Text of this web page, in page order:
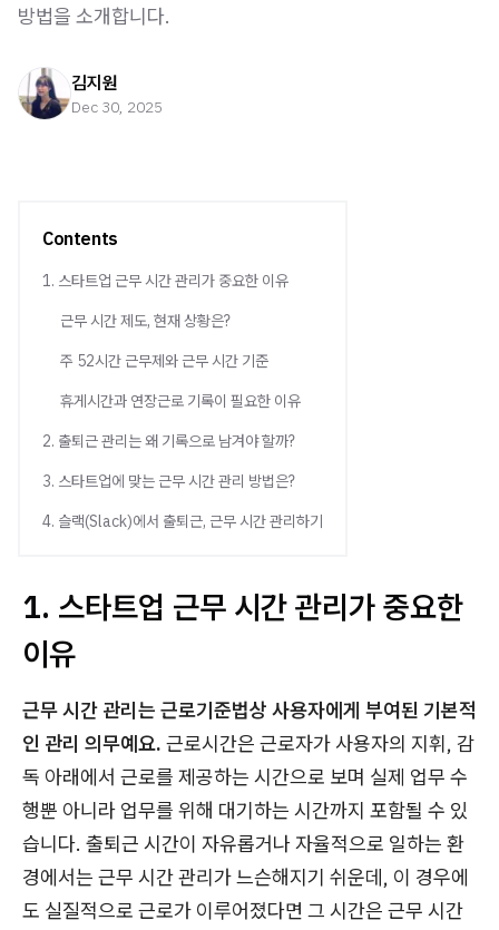
방법을 소개합니다.
김지원
Dec 30, 2025
Contents
1. 스타트업 근무 시간 관리가 중요한 이유
근무 시간 제도, 현재 상황은?
주 52시간 근무제와 근무 시간 기준
휴게시간과 연장근로 기록이 필요한 이유
2. 출퇴근 관리는 왜 기록으로 남겨야 할까?
3. 스타트업에 맞는 근무 시간 관리 방법은?
4. 슬랙(Slack)에서 출퇴근, 근무 시간 관리하기
1. 스타트업 근무 시간 관리가 중요한
이유
근무 시간 관리는 근로기준법상 사용자에게 부여된 기본적
인 관리 의무예요. 근로시간은 근로자가 사용자의 지휘, 감
독 아래에서 근로를 제공하는 시간으로 보며 실제 업무 수
행뿐 아니라 업무를 위해 대기하는 시간까지 포함될 수 있
습니다. 출퇴근 시간이 자유롭거나 자율적으로 일하는 환
경에서는 근무 시간 관리가 느슨해지기 쉬운데, 이 경우에
도 실질적으로 근로가 이루어졌다면 그 시간은 근무 시간